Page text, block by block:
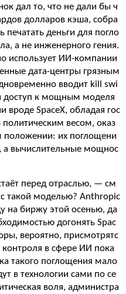
дал то, что не дали бы ч
долларов кэша, собра
печатать деньги для погло
а не инженерного гения.
использует ИИ-компании
дата-центры грязным
вводит kill swi
доступ к мощным моделя
SpaceX, обладая гос
весом, оказ
положении: их поглощени
а вычислительные мощнос
перед отраслью, — см
такой моделью? Anthropic
на биржу этой осенью, да
догонять Spac
вероятно, присмотрятс
в сфере ИИ пока
такого поглощения мало
в технологии сами по се
воля, администра